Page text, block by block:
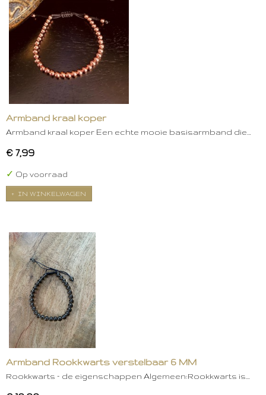
Armband kraal koper
Armband kraal koper Een echte mooie basisarmband die…
€ 7,99
✓ Op voorraad
IN WINKELWAGEN
Armband Rookkwarts verstelbaar 6 MM
Rookkwarts – de eigenschappen Algemeen:Rookkwarts is…